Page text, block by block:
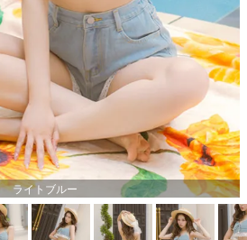
ライトブルー